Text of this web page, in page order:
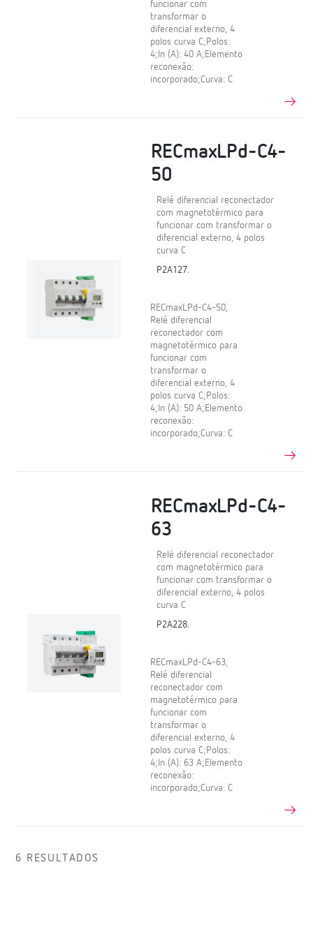
funcionar com
transformar o
diferencial externo, 4
polos curva C;Polos:
4;In (A): 40 A;Elemento
reconexão:
incorporado;Curva: C
RECmaxLPd-C4-
50
Relé diferencial reconectador
com magnetotérmico para
funcionar com transformar o
diferencial externo, 4 polos
curva C
P2A127.
RECmaxLPd-C4-50,
Relé diferencial
reconectador com
magnetotérmico para
funcionar com
transformar o
diferencial externo, 4
polos curva C;Polos:
4;In (A): 50 A;Elemento
reconexão:
incorporado;Curva: C
RECmaxLPd-C4-
63
Relé diferencial reconectador
com magnetotérmico para
funcionar com transformar o
diferencial externo, 4 polos
curva C
P2A228.
RECmaxLPd-C4-63,
Relé diferencial
reconectador com
magnetotérmico para
funcionar com
transformar o
diferencial externo, 4
polos curva C;Polos:
4;In (A): 63 A;Elemento
reconexão:
incorporado;Curva: C
6 RESULTADOS